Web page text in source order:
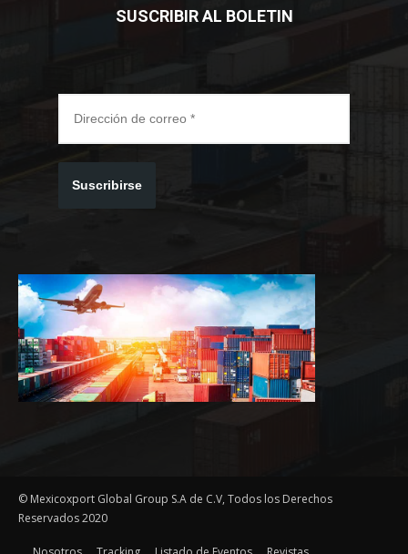
SUSCRIBIR AL BOLETIN
Suscribirse
© Mexicoxport Global Group S.A de C.V, Todos los Derechos
Reservados 2020